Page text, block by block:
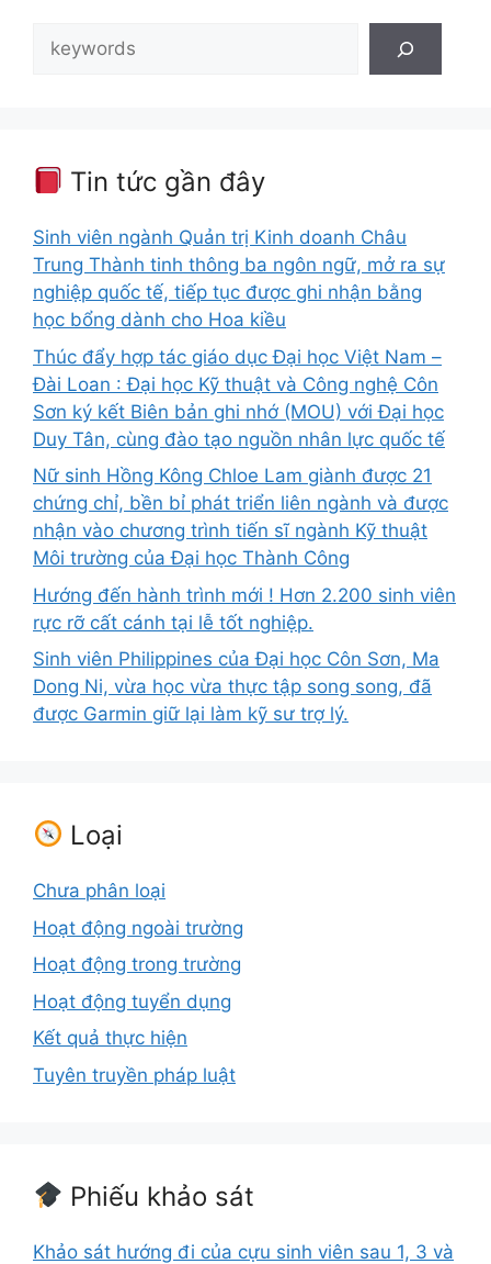
Tìm
kiếm
Tin tức gần đây
Sinh viên ngành Quản trị Kinh doanh Châu
Trung Thành tinh thông ba ngôn ngữ, mở ra sự
nghiệp quốc tế, tiếp tục được ghi nhận bằng
học bổng dành cho Hoa kiều
Thúc đẩy hợp tác giáo dục Đại học Việt Nam –
Đài Loan : Đại học Kỹ thuật và Công nghệ Côn
Sơn ký kết Biên bản ghi nhớ (MOU) với Đại học
Duy Tân, cùng đào tạo nguồn nhân lực quốc tế
Nữ sinh Hồng Kông Chloe Lam giành được 21
chứng chỉ, bền bỉ phát triển liên ngành và được
nhận vào chương trình tiến sĩ ngành Kỹ thuật
Môi trường của Đại học Thành Công
Hướng đến hành trình mới ! Hơn 2.200 sinh viên
rực rỡ cất cánh tại lễ tốt nghiệp.
Sinh viên Philippines của Đại học Côn Sơn, Ma
Dong Ni, vừa học vừa thực tập song song, đã
được Garmin giữ lại làm kỹ sư trợ lý.
Loại
Chưa phân loại
Hoạt động ngoài trường
Hoạt động trong trường
Hoạt động tuyển dụng
Kết quả thực hiện
Tuyên truyền pháp luật
Phiếu khảo sát
Khảo sát hướng đi của cựu sinh viên sau 1, 3 và